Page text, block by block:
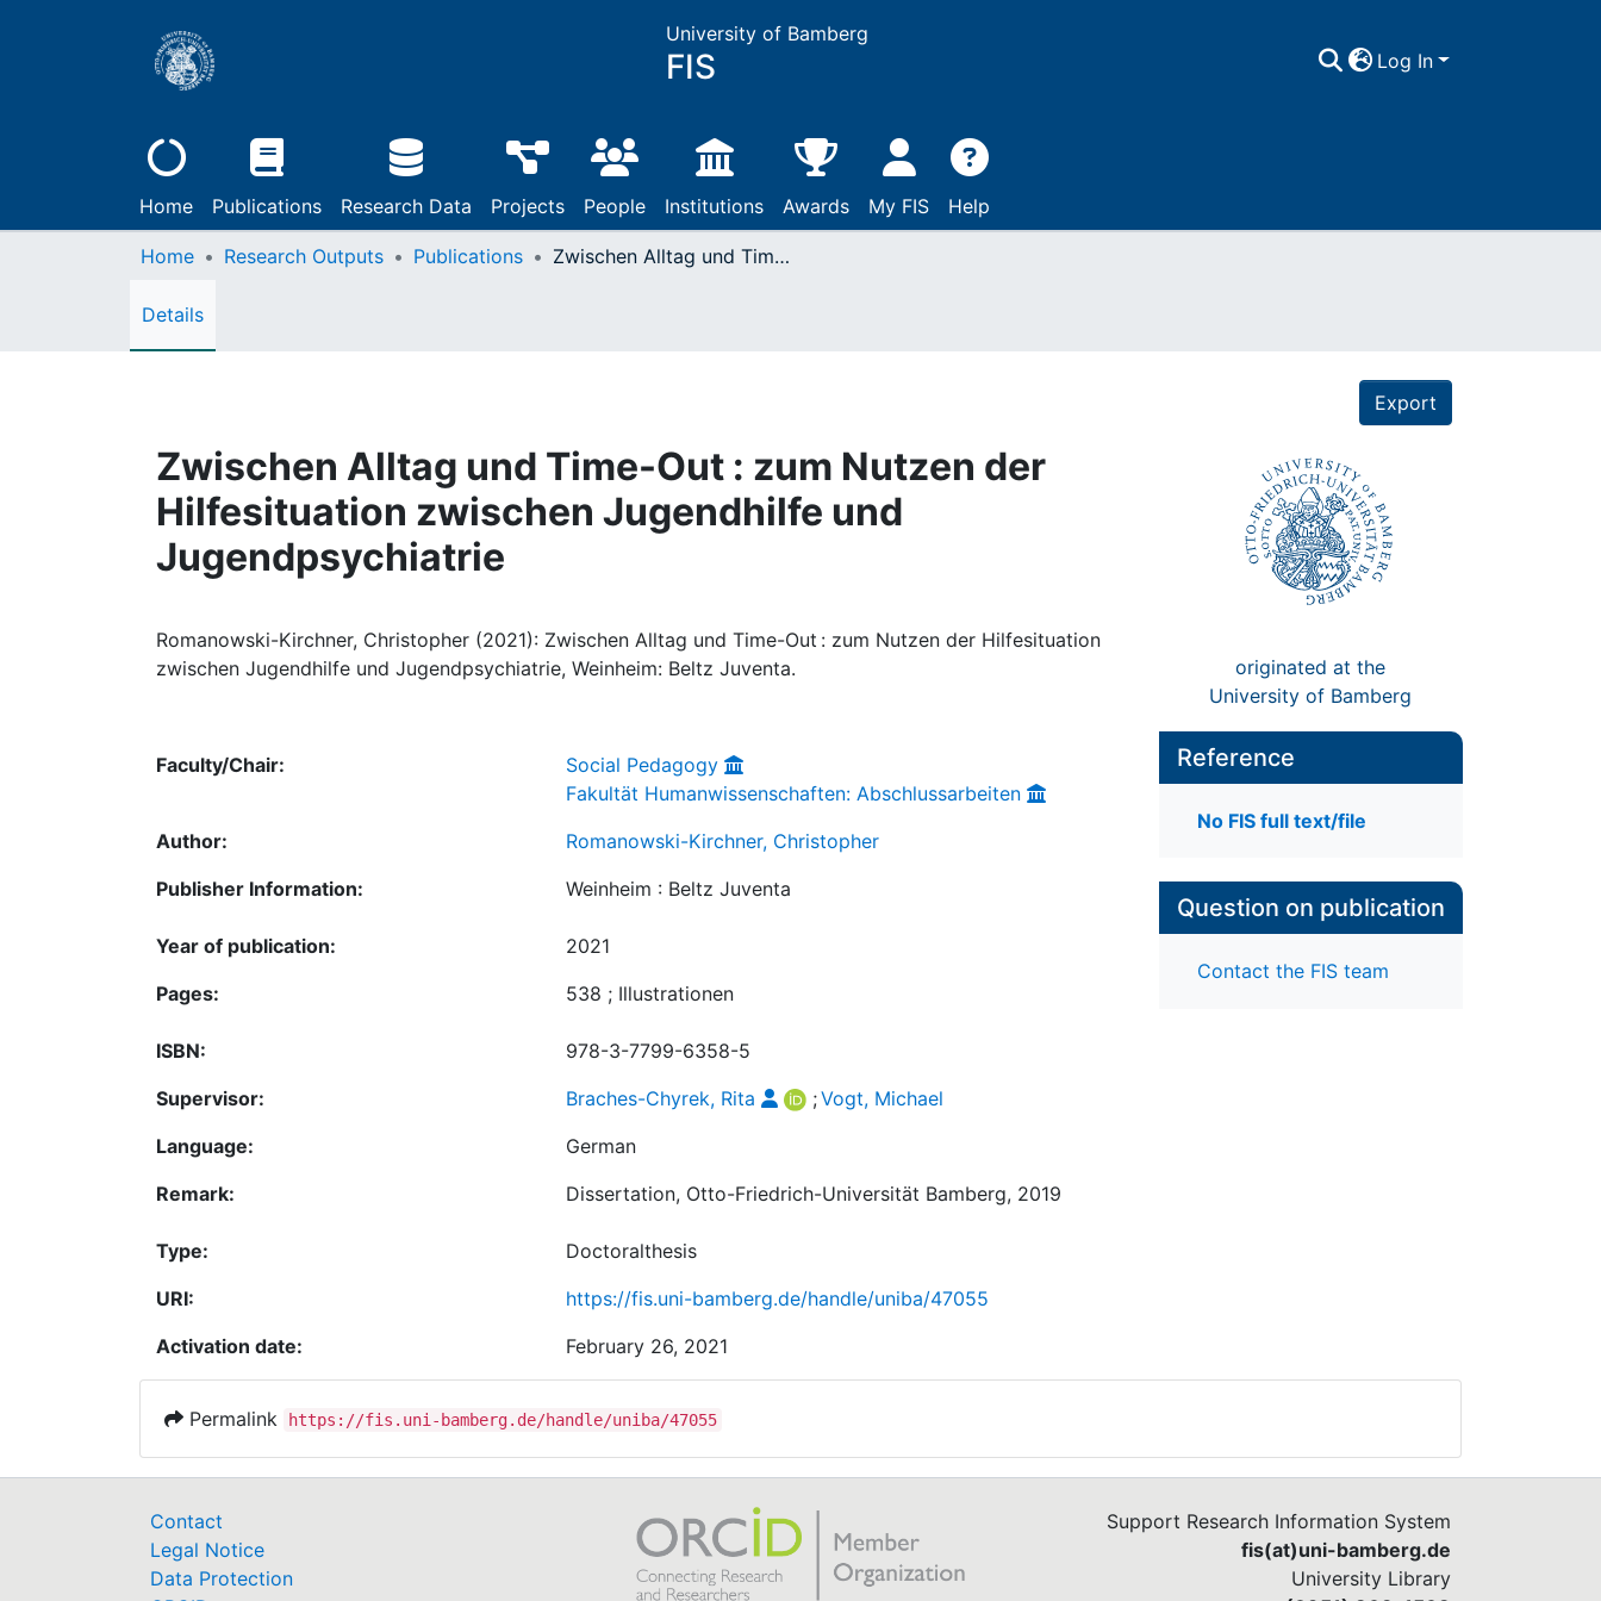
University of Bamberg
FIS Log In
Home Publications Research Data Projects People Institutions Awards My FIS Help
Home Research Outputs Publications Zwischen Alltag und Time-Out : zum Nutzen der Hilfesituation zwischen Jugendhilfe und Jugendpsychiatrie
Details
Export
Zwischen Alltag und Time-Out : zum Nutzen der
Hilfesituation zwischen Jugendhilfe und
Jugendpsychiatrie
Romanowski-Kirchner, Christopher (2021): Zwischen Alltag und Time-Out : zum Nutzen der Hilfesituation
zwischen Jugendhilfe und Jugendpsychiatrie, Weinheim: Beltz Juventa.
originated at the
University of Bamberg
Faculty/Chair:
Social Pedagogy
Fakultät Humanwissenschaften: Abschlussarbeiten
Author:
Romanowski-Kirchner, Christopher
Publisher Information:
Weinheim : Beltz Juventa
Year of publication:
2021
Pages:
538 ; Illustrationen
ISBN:
978-3-7799-6358-5
Supervisor:
Braches-Chyrek, Rita ;Vogt, Michael
Language:
German
Remark:
Dissertation, Otto-Friedrich-Universität Bamberg, 2019
Type:
Doctoralthesis
URI:
https://fis.uni-bamberg.de/handle/uniba/47055
Activation date:
February 26, 2021
Reference
No FIS full text/file
Question on publication
Contact the FIS team
Permalink https://fis.uni-bamberg.de/handle/uniba/47055
Contact
Legal Notice
Data Protection
Support Research Information System
fis(at)uni-bamberg.de
University Library